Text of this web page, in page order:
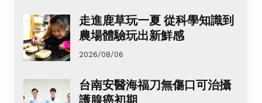
走進鹿草玩一夏 從科學知識到
農場體驗玩出新鮮感
2026/08/06
台南安醫海福刀無傷口可治攝
護腺癌初期